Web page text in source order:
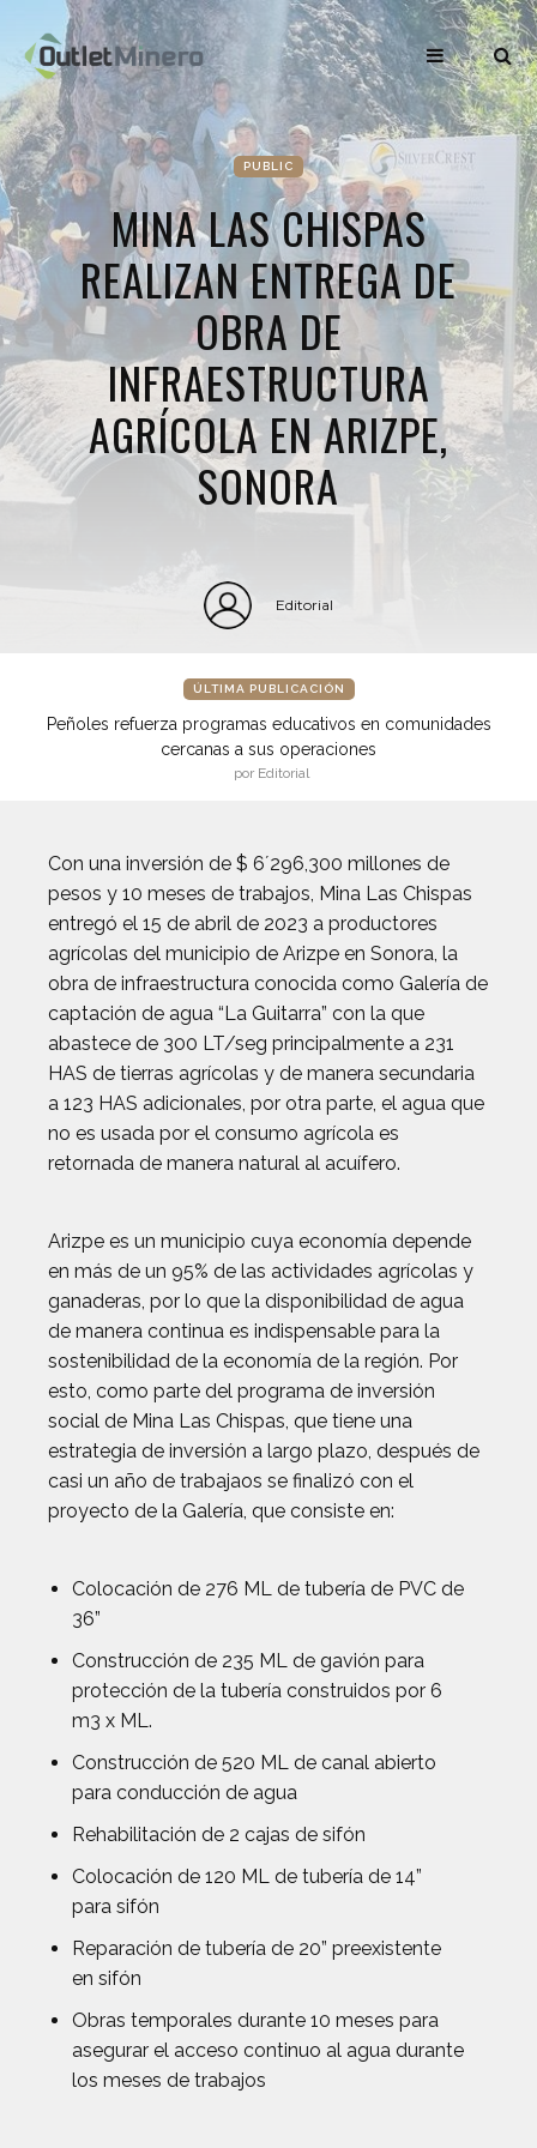
PUBLIC
MINA LAS CHISPAS
REALIZAN ENTREGA DE
OBRA DE
INFRAESTRUCTURA
AGRÍCOLA EN ARIZPE,
SONORA
Editorial
ÚLTIMA PUBLICACIÓN
Peñoles refuerza programas educativos en comunidades
cercanas a sus operaciones
por Editorial
Con una inversión de $ 6´296,300 millones de
pesos y 10 meses de trabajos, Mina Las Chispas
entregó el 15 de abril de 2023 a productores
agrícolas del municipio de Arizpe en Sonora, la
obra de infraestructura conocida como Galería de
captación de agua “La Guitarra” con la que
abastece de 300 LT/seg principalmente a 231
HAS de tierras agrícolas y de manera secundaria
a 123 HAS adicionales, por otra parte, el agua que
no es usada por el consumo agrícola es
retornada de manera natural al acuífero.
Arizpe es un municipio cuya economía depende
en más de un 95% de las actividades agrícolas y
ganaderas, por lo que la disponibilidad de agua
de manera continua es indispensable para la
sostenibilidad de la economía de la región. Por
esto, como parte del programa de inversión
social de Mina Las Chispas, que tiene una
estrategia de inversión a largo plazo, después de
casi un año de trabajaos se finalizó con el
proyecto de la Galería, que consiste en:
Colocación de 276 ML de tubería de PVC de
36”
Construcción de 235 ML de gavión para
protección de la tubería construidos por 6
m3 x ML.
Construcción de 520 ML de canal abierto
para conducción de agua
Rehabilitación de 2 cajas de sifón
Colocación de 120 ML de tubería de 14”
para sifón
Reparación de tubería de 20” preexistente
en sifón
Obras temporales durante 10 meses para
asegurar el acceso continuo al agua durante
los meses de trabajos